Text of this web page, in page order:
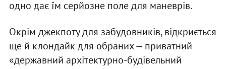
одно дає їм серйозне поле для маневрів.
Окрім джекпоту для забудовників, відкриється
ще й клондайк для обраних — приватний
«державний архітектурно-будівельний